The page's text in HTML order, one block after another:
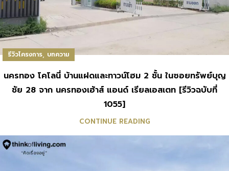
รีวิวโครงการ, บทความ
นครทอง โคโลนี่ บ้านแฝดและทาวน์โฮม 2 ชั้น ในซอยทรัพย์บุญ
ชัย 28 จาก นครทองเฮ้าส์ แอนด์ เรียลเอสเตท [รีวิวฉบับที่
1055]
CONTINUE READING